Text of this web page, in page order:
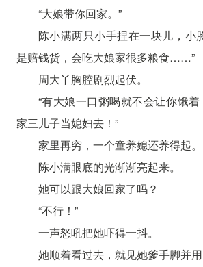
“大娘带你回家。”
陈小满两只小手捏在一块儿，小
是赔钱货，会吃大娘家很多粮食……”
周大丫胸腔剧烈起伏。
“有大娘一口粥喝就不会让你饿
家三儿子当媳妇去！”
家里再穷，一个童养媳还养得起。
陈小满眼底的光渐渐亮起来。
她可以跟大娘回家了吗？
“不行！”
一声怒吼把她吓得一抖。
她顺着看过去，就见她爹手脚并用